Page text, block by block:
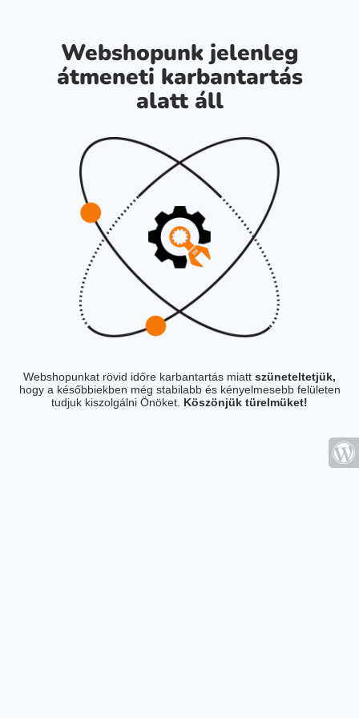
Webshopunk jelenleg
átmeneti karbantartás
alatt áll
Webshopunkat rövid időre karbantartás miatt szüneteltetjük,
hogy a későbbiekben még stabilabb és kényelmesebb felületen
tudjuk kiszolgálni Önöket. Köszönjük türelmüket!